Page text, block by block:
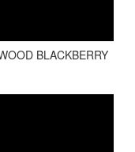
BLACKBERRY